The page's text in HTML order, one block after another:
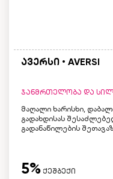
ავერსი • AVERSI
ჯანმრთელობა და
მაღალი ხარისხი,
გადახდისას
გადანაწილების
5% ქეშბექი